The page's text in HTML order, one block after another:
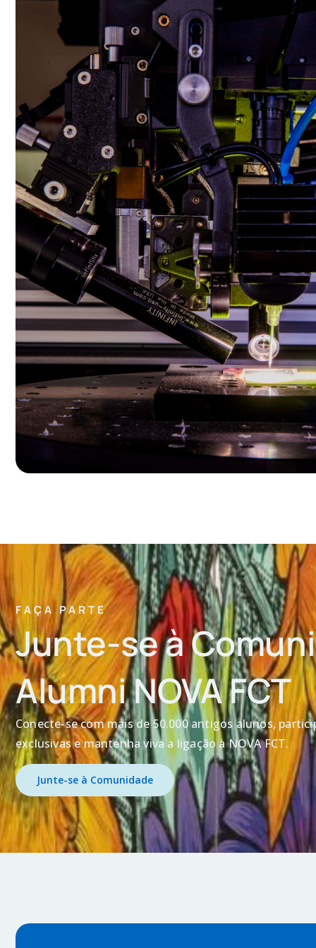
FAÇA PARTE
Junte-se à
Alumni NOVA FCT
Conecte-se com mais de 50.000 antigos alunos,
exclusivas e mantenha viva a ligação à NOVA FCT.
Junte-se à Comunidade